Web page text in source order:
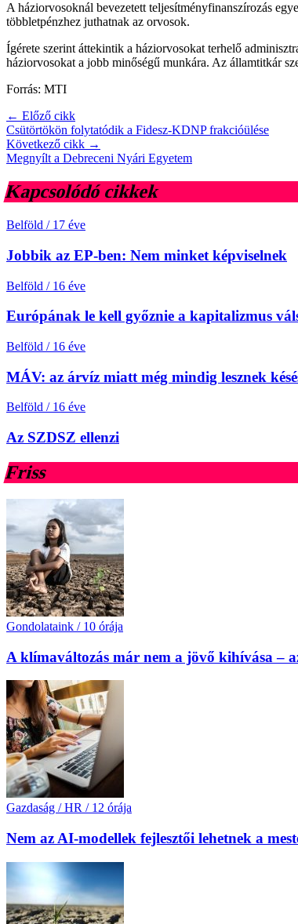
A háziorvosoknál bevezetett teljesítményfinanszírozás
többletpénzhez juthatnak az orvosok.
Ígérete szerint áttekintik a háziorvosokat terhelő
háziorvosokat a jobb minőségű munkára. Az államtitkár
Forrás: MTI
← Előző cikk
Csütörtökön folytatódik a Fidesz-KDNP frakcióülése
Következő cikk →
Megnyílt a Debreceni Nyári Egyetem
Kapcsolódó cikkek
Belföld / 17 éve
Jobbik az EP-ben: Nem minket képviselnek
Belföld / 16 éve
Európának le kell győznie a kapitalizmus
Belföld / 16 éve
MÁV: az árvíz miatt még mindig lesznek
Belföld / 16 éve
Az SZDSZ ellenzi
Friss
Gondolataink / 10 órája
A klímaváltozás már nem a jövő kihívása –
Gazdaság / HR / 12 órája
Nem az AI-modellek fejlesztői lehetnek a